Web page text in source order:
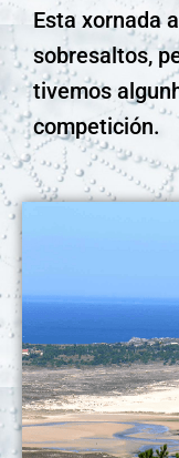
Esta xornada
sobresaltos,
tivemos
competición.